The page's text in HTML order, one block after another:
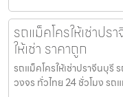
รถแม็คโครให้เช่าปร
ให้เช่า ราคาถูก
รถแม็คโครให้เช่าปราจีนบุรี
วงจร ทั่วไทย 24 ชั่วโมง รถ